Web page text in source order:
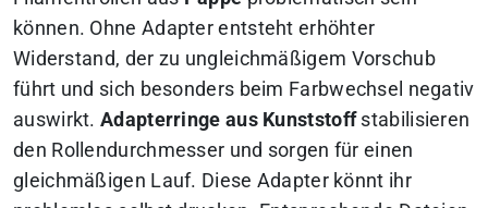
können. Ohne Adapter entsteht erhöhter
Widerstand, der zu ungleichmäßigem Vorschub
führt und sich besonders beim Farbwechsel negativ
auswirkt.Adapterringe aus Kunststoffstabilisieren
den Rollendurchmesser und sorgen für einen
gleichmäßigen Lauf. Diese Adapter könnt ihr